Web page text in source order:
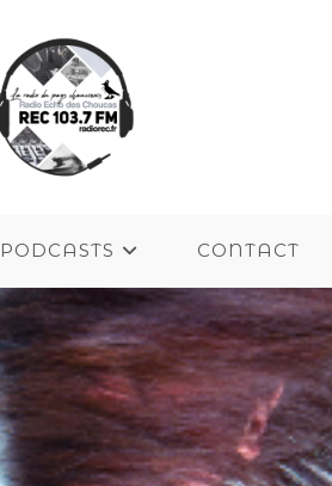
PODCASTS CONTACT